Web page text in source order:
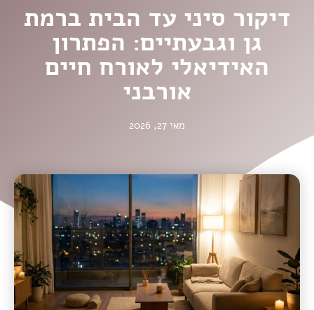
דיקור סיני עד הבית ברמת
גן וגבעתיים: הפתרון
האידיאלי לאורח חיים
אורבני
מאי 27, 2026